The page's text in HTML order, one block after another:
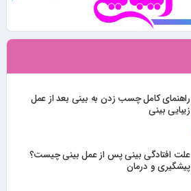
راهنمای کامل چسب زدن به بینی بعد از عمل
زیبایی بینی
علت افتادگی بینی پس از عمل بینی چیست؟
پیشگیری و درمان